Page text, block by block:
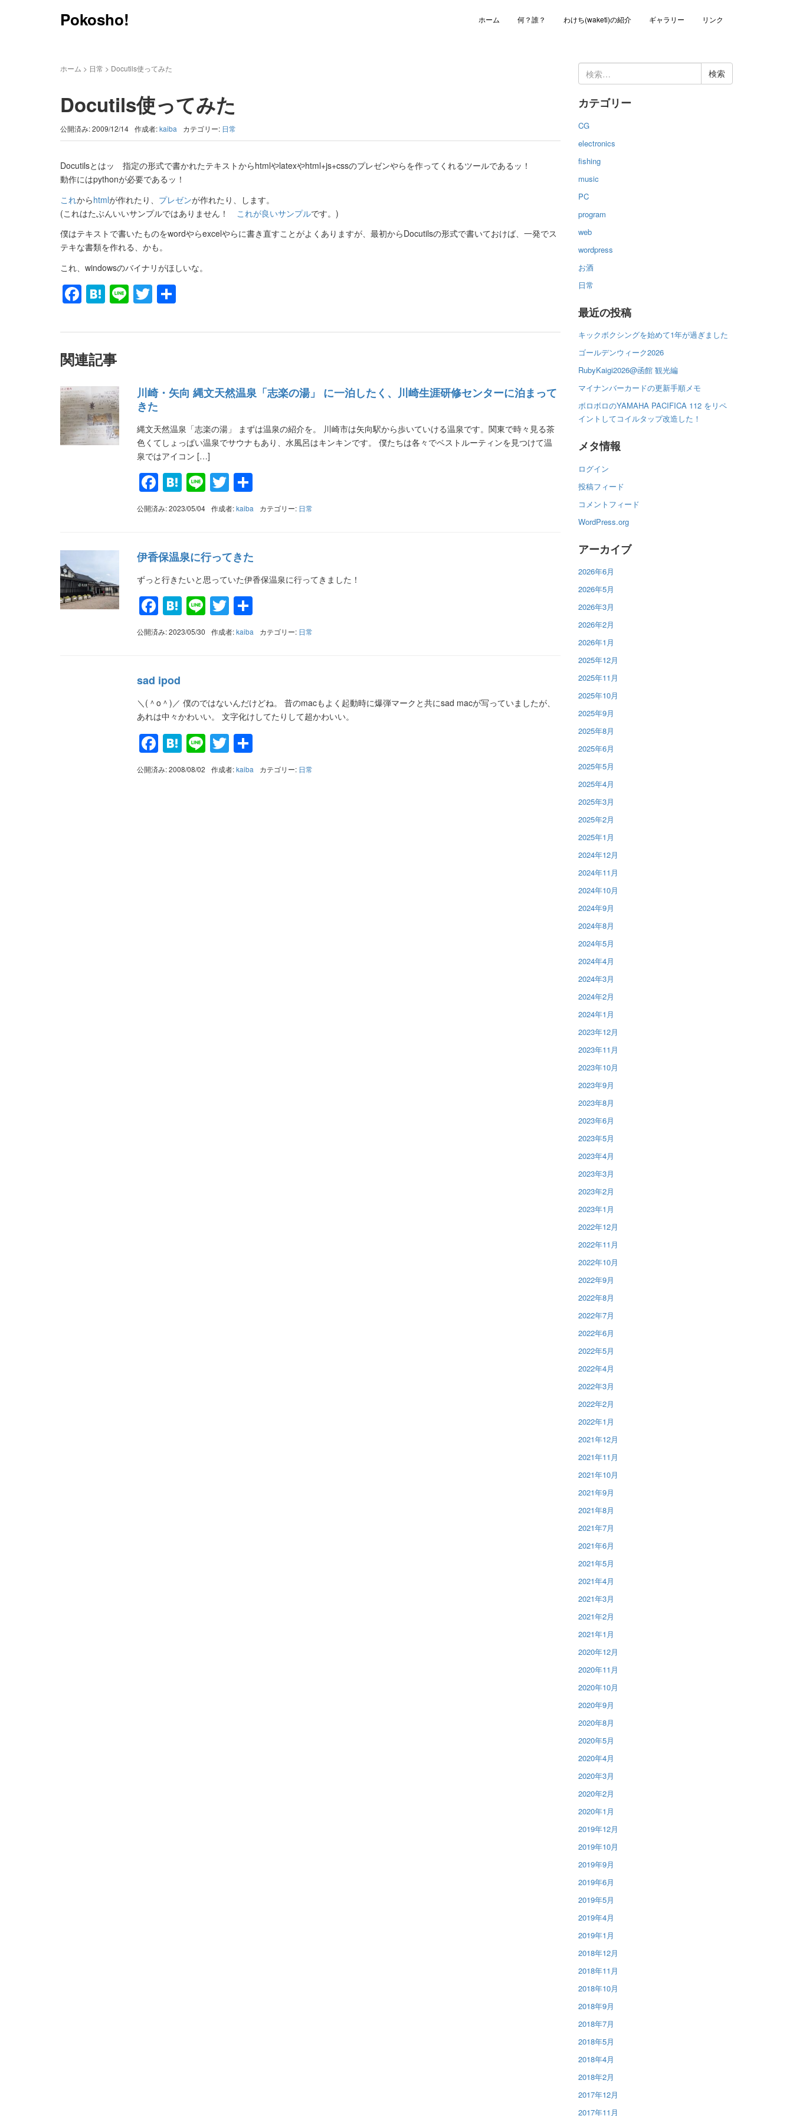
Pokosho! ホーム 何？誰？ わけち(waketi)の紹介 ギャラリー リンク
ホーム > 日常 > Docutils使ってみた
Docutils使ってみた
公開済み: 2009/12/14 作成者:kaiba カテゴリー: 日常
Docutilsとはッ 指定の形式で書かれたテキストからhtmlやlatexやhtml+js+cssのプレゼンやらを作ってくれるツールであるッ！
動作にはpythonが必要であるッ！
これからhtmlが作れたり、 プレゼンが作れたり、します。
(これはたぶんいいサンプルではありません！ これが良いサンプルです。)
僕はテキストで書いたものをwordやらexcelやらに書き直すことがよくありますが、最初からDocutilsの形式で書いておけば、一発でス
テキな書類を作れる、かも。
これ、windowsのバイナリがほしいな。
Facebook
Hatena
LineTwitter
関連記事
川崎・矢向 縄文天然温泉「志楽の湯」 に一泊したく、川崎生涯研修センターに泊まって
きた
縄文天然温泉「志楽の湯」 まずは温泉の紹介を。 川崎市は矢向駅から歩いていける温泉です。関東で時々見る茶
色くてしょっぱい温泉でサウナもあり、水風呂はキンキンです。 僕たちは各々でベストルーティンを見つけて温
泉ではアイコン […]
Facebook
Hatena
LineTwitter
有
公開済み: 2023/05/04 作成者:kaiba カテゴリー: 日常
伊香保温泉に行ってきた
ずっと行きたいと思っていた伊香保温泉に行ってきました！
Facebook
Hatena
LineTwitter
有
公開済み: 2023/05/30 作成者:kaiba カテゴリー: 日常
sad ipod
＼(＾o＾)／ 僕のではないんだけどね。 昔のmacもよく起動時に爆弾マークと共にsad macが写っていましたが、
あれは中々かわいい。 文字化けしてたりして超かわいい。
Facebook
Hatena
LineTwitter
有
公開済み: 2008/08/02 作成者:kaiba カテゴリー: 日常
検
索:
カテゴリー
CG
electronics
fishing
music
PC
program
web
wordpress
お酒
日常
最近の投稿
キックボクシングを始めて1年が過ぎました
ゴールデンウィーク2026
RubyKaigi2026@函館 観光編
マイナンバーカードの更新手順メモ
ボロボロのYAMAHA PACIFICA 112 をリペ
イントしてコイルタップ改造した！
メタ情報
ログイン
投稿フィード
コメントフィード
WordPress.org
アーカイブ
2026年6月
2026年5月
2026年3月
2026年2月
2026年1月
2025年12月
2025年11月
2025年10月
2025年9月
2025年8月
2025年6月
2025年5月
2025年4月
2025年3月
2025年2月
2025年1月
2024年12月
2024年11月
2024年10月
2024年9月
2024年8月
2024年5月
2024年4月
2024年3月
2024年2月
2024年1月
2023年12月
2023年11月
2023年10月
2023年9月
2023年8月
2023年6月
2023年5月
2023年4月
2023年3月
2023年2月
2023年1月
2022年12月
2022年11月
2022年10月
2022年9月
2022年8月
2022年7月
2022年6月
2022年5月
2022年4月
2022年3月
2022年2月
2022年1月
2021年12月
2021年11月
2021年10月
2021年9月
2021年8月
2021年7月
2021年6月
2021年5月
2021年4月
2021年3月
2021年2月
2021年1月
2020年12月
2020年11月
2020年10月
2020年9月
2020年8月
2020年5月
2020年4月
2020年3月
2020年2月
2020年1月
2019年12月
2019年10月
2019年9月
2019年6月
2019年5月
2019年4月
2019年1月
2018年12月
2018年11月
2018年10月
2018年9月
2018年7月
2018年5月
2018年4月
2018年2月
2017年12月
2017年11月